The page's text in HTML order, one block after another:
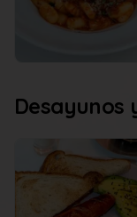
Desayunos